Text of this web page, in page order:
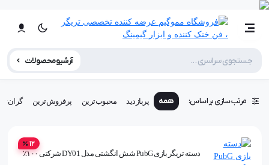
آرشیو محصولات
مرتب سازی بر اساس: همه پربازدید محبوب‌ترین پرفروش‌ترین
دسته تریگر بازی PubG شش انگشتی مدل DY01 شرکتی ۱۰۰٪
12